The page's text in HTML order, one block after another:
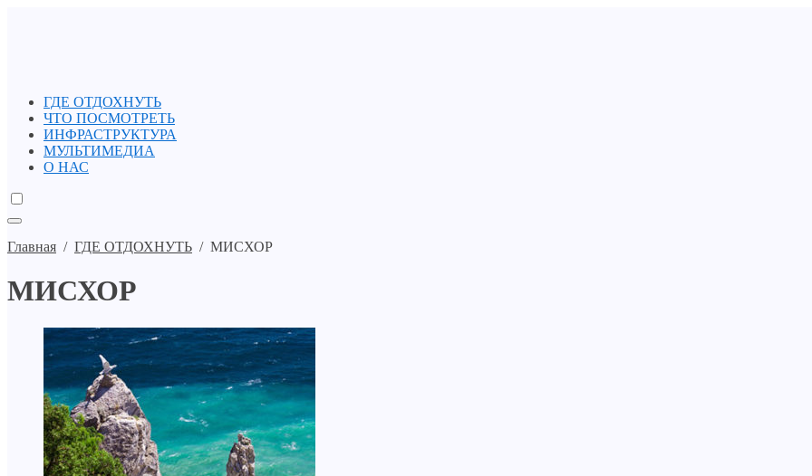
ГДЕ ОТДОХНУТЬ
ЧТО ПОСМОТРЕТЬ
ИНФРАСТРУКТУРА
МУЛЬТИМЕДИА
О НАС
Главная / ГДЕ ОТДОХНУТЬ / МИСХОР
МИСХОР